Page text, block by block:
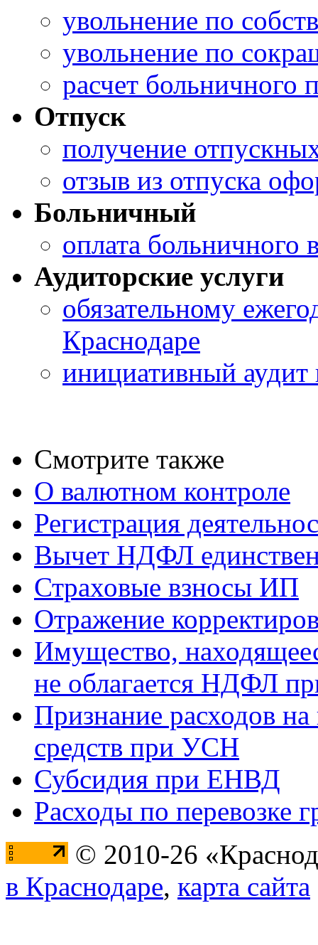
увольнение по
увольнение по
расчет больничного
Отпуск
получение
отзыв из отпуска
Больничный
оплата больничного
Аудиторские услуги
обязательному
Краснодаре
инициативный аудит
Смотрите также
О валютном контроле
Регистрация
Вычет НДФЛ
Страховые взносы ИП
Отражение
Имущество,
не облагается НДФЛ
Признание расходов
средств при УСН
Субсидия при ЕНВД
Расходы по перевозке
© 2010-26
в Краснодаре, карта сайта